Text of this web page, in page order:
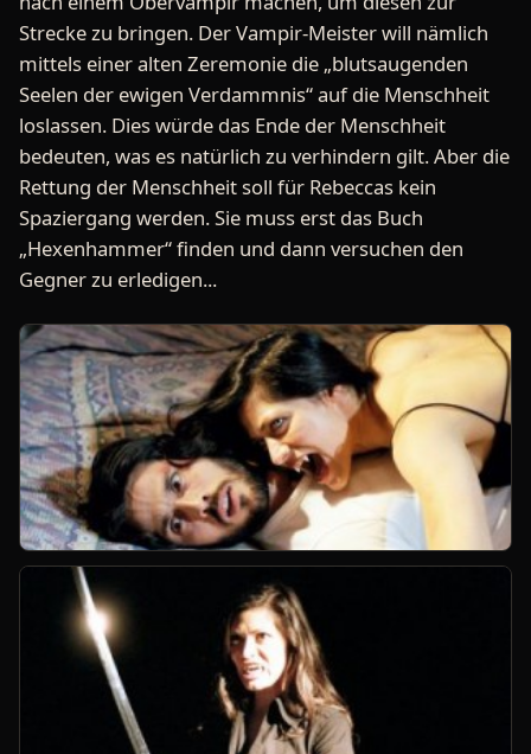
Strecke zu bringen. Der Vampir-Meister will nämlich
mittels einer alten Zeremonie die „blutsaugenden
Seelen der ewigen Verdammnis“ auf die Menschheit
loslassen. Dies würde das Ende der Menschheit
bedeuten, was es natürlich zu verhindern gilt. Aber die
Rettung der Menschheit soll für Rebeccas kein
Spaziergang werden. Sie muss erst das Buch
„Hexenhammer“ finden und dann versuchen den
Gegner zu erledigen...